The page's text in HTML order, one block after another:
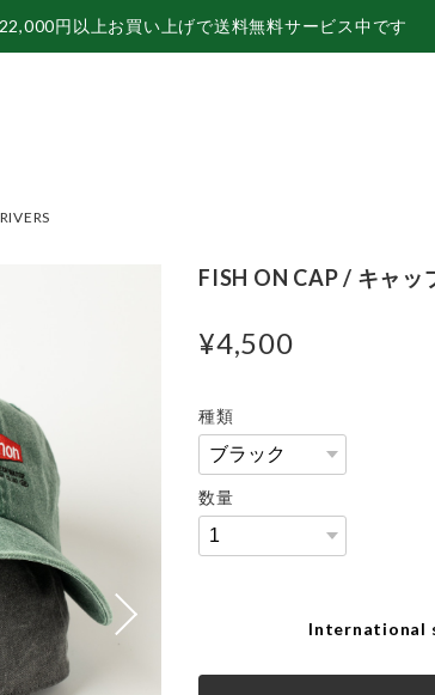
円以上お買い上げで送料無料サービス中です
FISH ON CAP / キャッ
¥4,500
種類
数量
International